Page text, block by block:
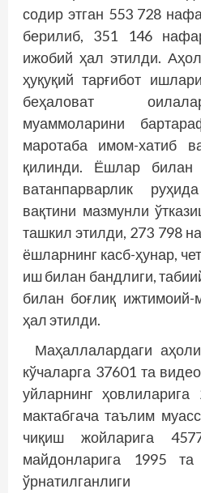
содир этган 553 728
берилиб, 351 146
ижобий ҳал этилди.
ҳуқуқий тарғибот
беҳаловат
муаммоларини
маротаба имом-хатиб
қилинди. Ёшлар
ватанпарварлик
вақтини мазмунли
ташкил этилди, 273 798
ёшларнинг касб-ҳунар,
иш билан бандлиги,
билан боғлиқ
ҳал этилди.
Маҳаллалардаги
кўчаларга 37601 та
уйларнинг
мактабгача таълим
чиқиш жойларига
майдонларига 1995 та
ўрнатилганлиги